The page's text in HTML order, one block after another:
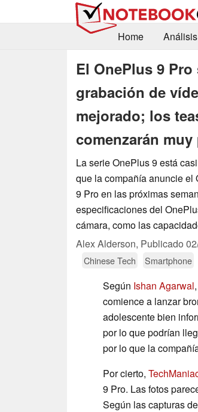
Home
Análisis
El OnePlus 9
grabación de
mejorado; los
comenzarán
La serie OnePlus 9 está
que la compañía anuncie el
9 Pro en las próximas
especificaciones del
cámara, como las
Alex Alderson, Publicado
Chinese Tech
Smartphone
Según Ishan Agarwal
comience a lanzar
adolescente bien
por lo que podrían
por lo que la
Por cierto,
9 Pro. Las fotos
Según las capturas